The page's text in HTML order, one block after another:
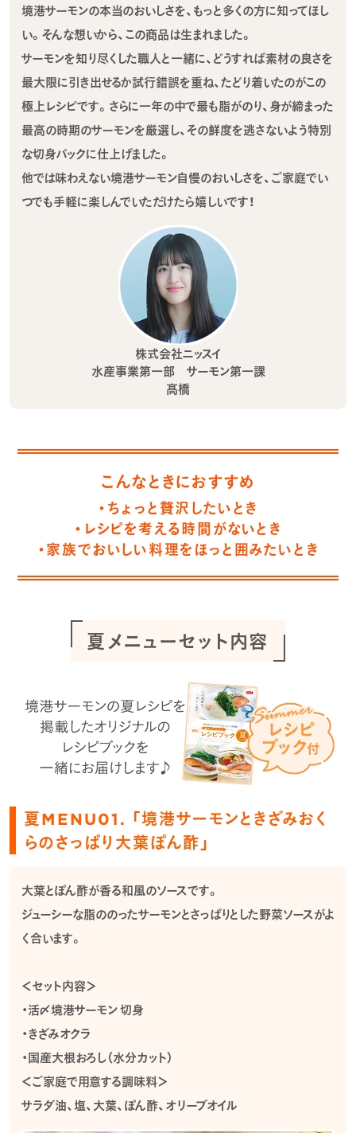
境港サーモンの本当のおいしさを、もっと多くの方に知ってほし
い。そんな想いから、この商品は生まれました。
サーモンを知り尽くした職人と一緒に、どうすれば素材の良さを
最大限に引き出せるか試行錯誤を重ね、たどり着いたのがこの
極上レシピです。さらに一年の中で最も脂がのり、身が締まった
最高の時期のサーモンを厳選し、その鮮度を逃さないよう特別
な切身パックに仕上げました。
他では味わえない境港サーモン自慢のおいしさを、ご家庭でい
つでも手軽に楽しんでいただけたら嬉しいです！
株式会社ニッスイ
水産事業第一部 サーモン第一課
髙橋
こんなときにおすすめ
・ちょっと贅沢したいとき
・レシピを考える時間がないとき
・家族でおいしい料理をほっと囲みたいとき
夏メニューセット内容
夏MENU01. 「境港サーモンときざみおく
らのさっぱり大葉ぽん酢」
大葉とぽん酢が香る和風のソースです。
ジューシーな脂ののったサーモンとさっぱりとした野菜ソースがよ
く合います。
＜セット内容＞
・活〆境港サーモン 切身
・きざみオクラ
・国産大根おろし（水分カット）
＜ご家庭で用意する調味料＞
サラダ油、塩、大葉、ぽん酢、オリーブオイル